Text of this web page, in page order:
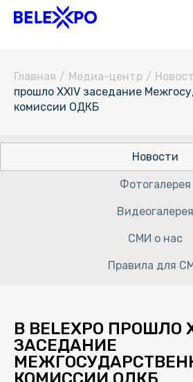
Главная / Медиа-центр /
прошло XXIV заседание
комиссии ОДКБ
Новости
Фотогалерея
Видеогалерея
СМИ о нас
Правила для
В BELEXPO ПРОШЛО
ЗАСЕДАНИЕ